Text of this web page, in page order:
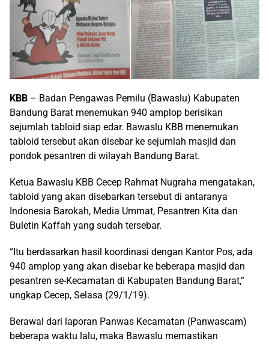
KBB – Badan Pengawas Pemilu (Bawaslu) Kabupaten
Bandung Barat menemukan 940 amplop berisikan
sejumlah tabloid siap edar. Bawaslu KBB menemukan
tabloid tersebut akan disebar ke sejumlah masjid dan
pondok pesantren di wilayah Bandung Barat.
Ketua Bawaslu KBB Cecep Rahmat Nugraha mengatakan,
tabloid yang akan di­sebarkan tersebut di antaranya
Indonesia Barokah, Media Ummat, Pesantren Kita dan
Buletin Kaffah yang sudah tersebar.
“Itu berdasarkan hasil koordinasi dengan Kantor Pos, ada
940 amplop yang akan disebar ke beberapa masjid dan
pesantren se-Kecamatan di Kabupaten Bandung Barat,”
ungkap Cecep, Selasa (29/1/19).
Berawal dari laporan Panwas Kecamatan (Pan­wascam)
beberapa waktu lalu, maka Bawaslu memastikan